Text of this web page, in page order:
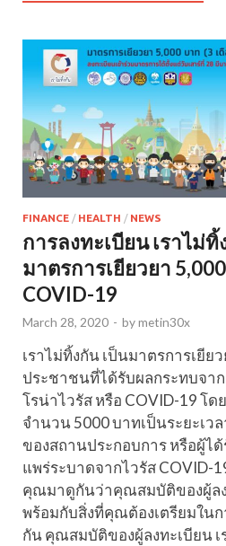
FINANCE / HEALTH / NEWS
การลงทะเบียน เราไม่ทิ้
มาตรการเยียวยา
COVID-19
March 28, 2020 - bymetin30x
เราไม่ทิ้งกัน เป็นมาตรการเยีย
ประชาชนที่ได้รับผลกระทบจา
โรน่าไวรัส หรือ COVID-19 โด
จำนวน 5000 บาทเป็นระยะเว
ของสถานประกอบการ หรือผู้ไ
แพร่ระบาดจากไวรัส COVID-
คุณมาดูกันว่าคุณสมบัติของผู้ล
พร้อมกับสิ่งที่คุณต้องเตรียมในก
กัน คุณสมบัติของผู้ลงทะเบียน เ